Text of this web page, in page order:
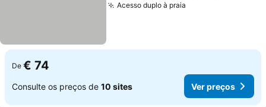
Acesso duplo à praia
De € 74
Consulte os preços de 10 sites Ver preços